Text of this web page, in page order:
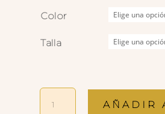
Color
Talla
ANILLO
DULCE
AÑADIR